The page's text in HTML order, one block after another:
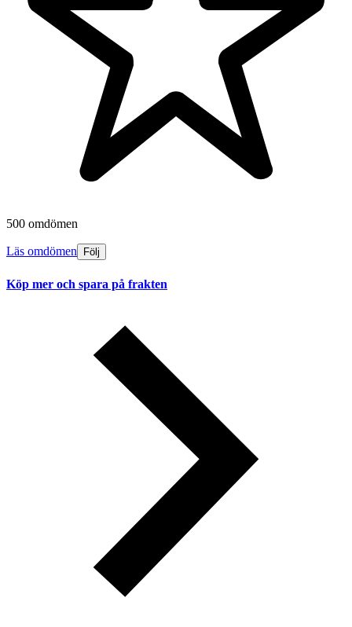
500 omdömen
Läs omdömen Följ
Köp mer och spara på frakten